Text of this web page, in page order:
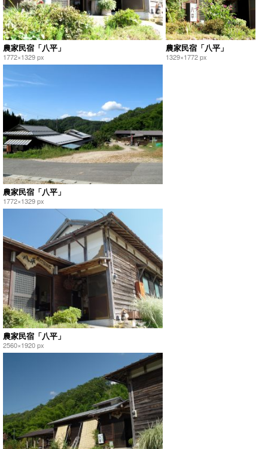
農家民宿「八平」
1772×1329 px
農家民宿「八平」
1329×1772 px
農家民宿「八平」
1772×1329 px
農家民宿「八平」
2560×1920 px